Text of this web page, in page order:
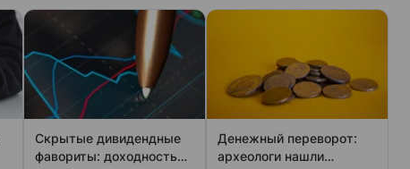
Скрытые дивидендные
фавориты: доходность
Денежный переворот:
археологи нашли